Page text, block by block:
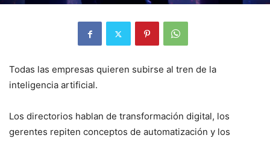
Todas las empresas quieren subirse al tren de la
inteligencia artificial.
Los directorios hablan de transformación digital, los
gerentes repiten conceptos de automatización y los